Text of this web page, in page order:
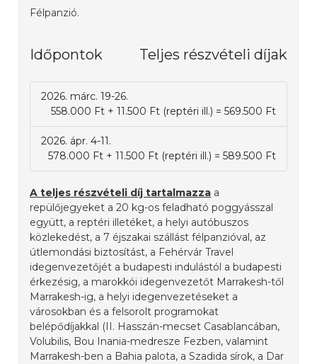
Félpanzió.
Időpontok Teljes részvételi díjak
2026. márc. 19-26.
558.000 Ft + 11.500 Ft (reptéri ill.) = 569.500 Ft
2026. ápr. 4-11.
578.000 Ft + 11.500 Ft (reptéri ill.) = 589.500 Ft
A teljes részvételi díj tartalmazza a
repülőjegyeket a 20 kg-os feladható poggyásszal
együtt, a reptéri illetéket, a helyi autóbuszos
közlekedést, a 7 éjszakai szállást félpanzióval, az
útlemondási biztosítást, a Fehérvár Travel
idegenvezetőjét a budapesti indulástól a budapesti
érkezésig, a marokkói idegenvezetőt Marrakesh-től
Marrakesh-ig, a helyi idegenvezetéseket a
városokban és a felsorolt programokat
belépődíjakkal (II. Hasszán-mecset Casablancában,
Volubilis, Bou Inania-medresze Fezben, valamint
Marrakesh-ben a Bahia palota, a Szadida sírok, a Dar